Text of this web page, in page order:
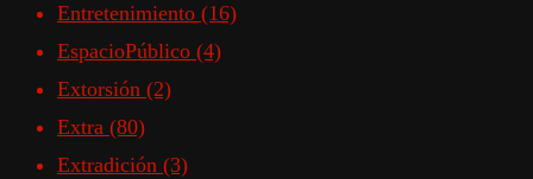
Entretenimiento (16)
EspacioPúblico (4)
Extorsión (2)
Extra (80)
Extradición (3)